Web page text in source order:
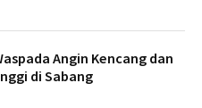
Angin Kencang dan
di Sabang